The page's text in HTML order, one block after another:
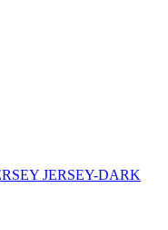
JERSEY-DARK